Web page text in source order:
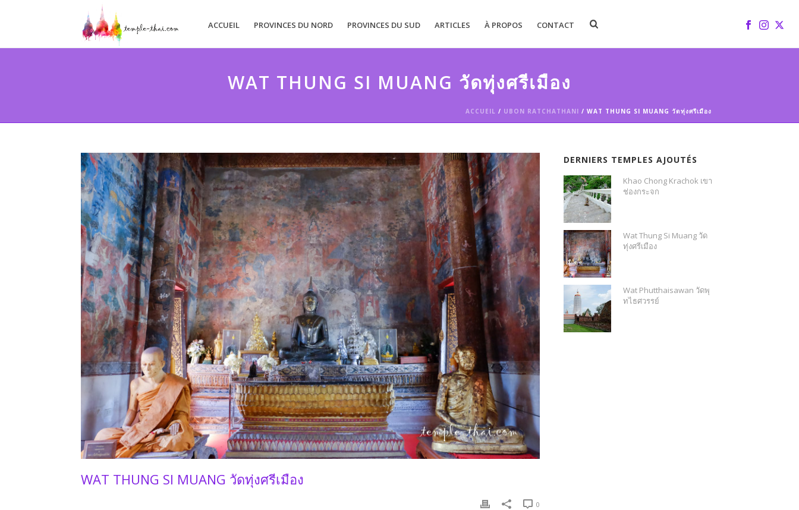
ACCUEIL PROVINCES DU NORD PROVINCES DU SUD ARTICLES À PROPOS CONTACT
WAT THUNG SI MUANG วัดทุ่งศรีเมือง
ACCUEIL / UBON RATCHATHANI / WAT THUNG SI MUANG วัดทุ่งศรีเมือง
WAT THUNG SI MUANG วัดทุ่งศรีเมือง
0
DERNIERS TEMPLES AJOUTÉS
Khao Chong Krachok เขา
ช่องกระจก
Wat Thung Si Muang วัด
ทุ่งศรีเมือง
Wat Phutthaisawan วัดพุ
ทไธศวรรย์